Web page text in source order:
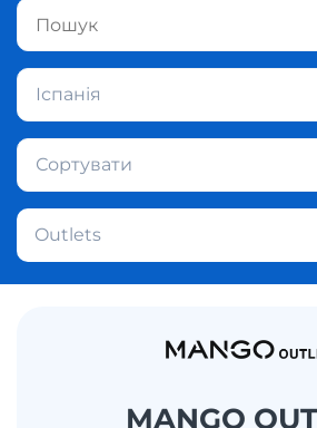
Іспанія
Сортувати
Outlets
MANGO